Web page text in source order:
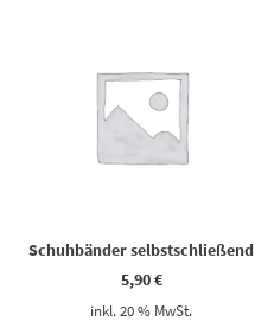
Schuhbänder selbstschließend
5,90€
inkl. 20 % MwSt.